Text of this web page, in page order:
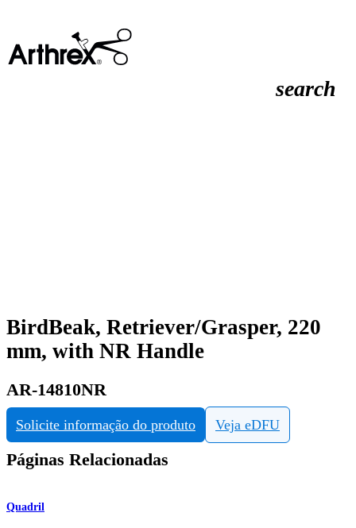
search
BirdBeak, Retriever/Grasper, 220
mm, with NR Handle
AR-14810NR
Solicite informação do produto Veja eDFU
Páginas Relacionadas
Quadril